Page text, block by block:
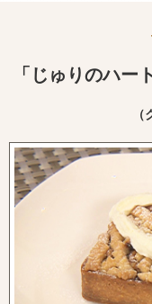
「じゅりのハ